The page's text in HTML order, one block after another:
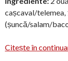
cașcaval/telemea,
(șuncă/salam/
Citește în